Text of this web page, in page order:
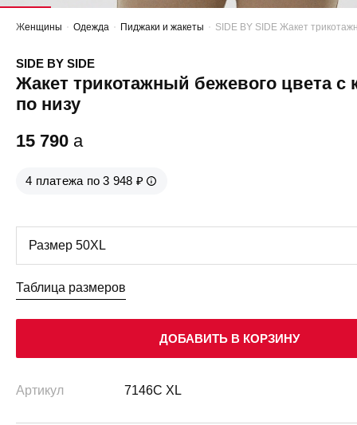
Женщины Одежда Пиджаки и жакеты SIDE BY SIDE Жакет
SIDE BY SIDE
Жакет трикотажный бежевого цвета с
по низу
15 790 a
4 платежа по 3 948 ₽
Таблица размеров
ДОБАВИТЬ В КОРЗИНУ
Артикул 7146C XL